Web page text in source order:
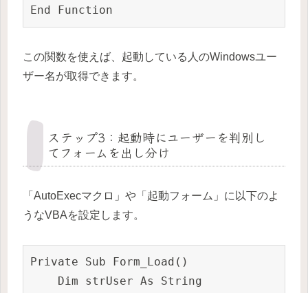
End Function
この関数を使えば、起動している人のWindowsユー
ザー名が取得できます。
ステップ3：起動時にユーザーを判別し
てフォームを出し分け
「AutoExecマクロ」や「起動フォーム」に以下のよ
うなVBAを設定します。
Private Sub Form_Load()
    Dim strUser As String